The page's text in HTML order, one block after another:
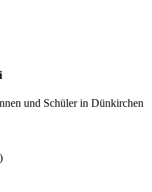
und Schüler in Dünkirchen